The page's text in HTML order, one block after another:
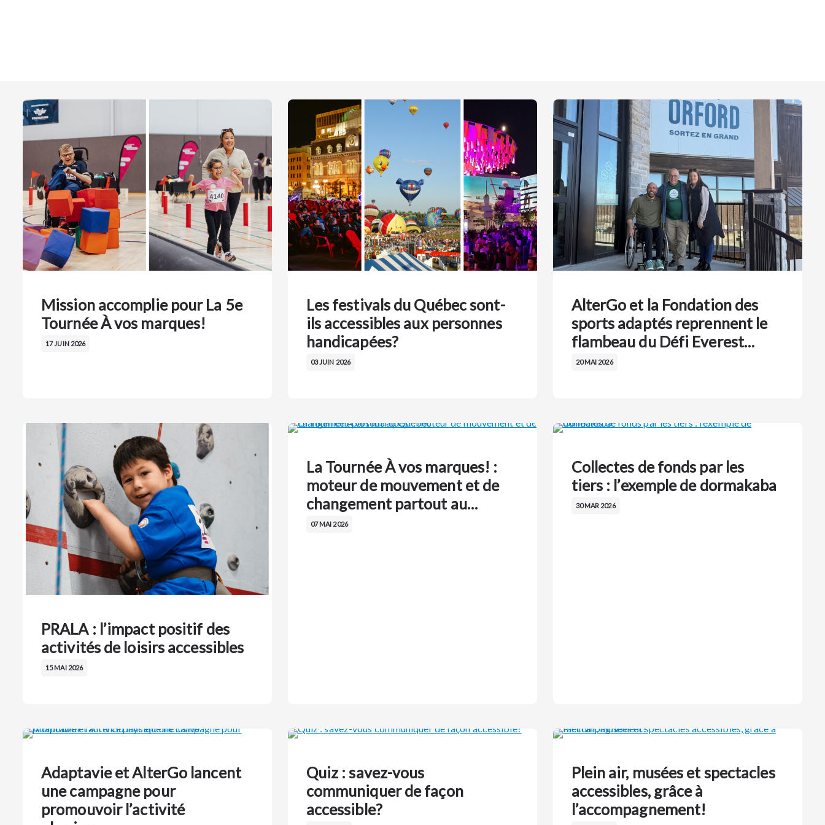
Mission accomplie pour La 5e
Tournée À vos marques!
17 JUIN 2026
Les festivals du Québec sont-
ils accessibles aux personnes
handicapées?
03 JUIN 2026
AlterGo et la Fondation des
sports adaptés reprennent le
flambeau du Défi Everest…
20 MAI 2026
PRALA : l’impact positif des
activités de loisirs accessibles
15 MAI 2026
La Tournée À vos marques! :
moteur de mouvement et de
changement partout au…
07 MAI 2026
Collectes de fonds par les
tiers : l’exemple de dormakaba
30 MAR 2026
Adaptavie et AlterGo lancent
une campagne pour
promouvoir l’activité
Quiz : savez-vous
communiquer de façon
accessible?
Plein air, musées et spectacles
accessibles, grâce à
l’accompagnement!